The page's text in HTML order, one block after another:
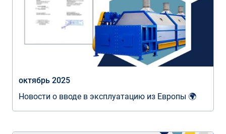
октябрь 2025
Новости о вводе в эксплуатацию из Европы 🌍